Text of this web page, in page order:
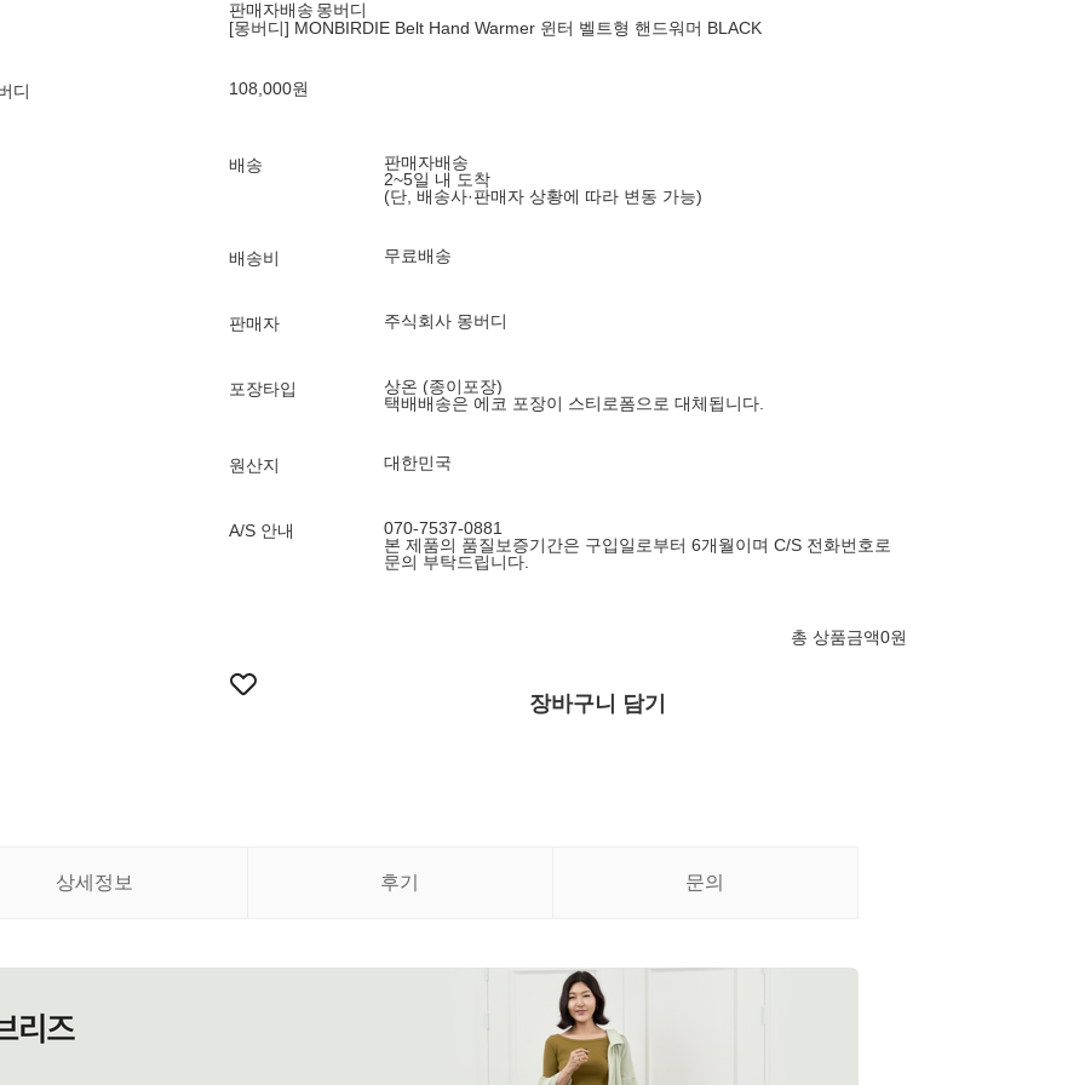
디
판매자배송 몽버디
[몽버디] MONBIRDIE Belt Hand Warmer 윈터 벨트형 핸드워머 BLACK
108,000원
배송
판매자배송
2~5일 내 도착
(단, 배송사·판매자 상황에 따라 변동 가능)
배송비 무료배송
판매자 주식회사 몽버디
포장타입
상온 (종이포장)
택배배송은 에코 포장이 스티로폼으로 대체됩니다.
원산지 대한민국
A/S 안내
070-7537-0881
본 제품의 품질보증기간은 구입일로부터 6개월이며 C/S 전화번호로
문의 부탁드립니다.
총 상품금액0원
장바구니 담기
상세정보 후기 문의